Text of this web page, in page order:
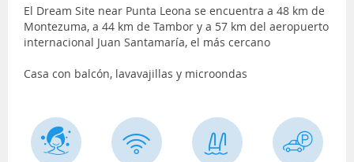
El Dream Site near Punta Leona se encuentra a 48 km de
Montezuma, a 44 km de Tambor y a 57 km del aeropuerto
internacional Juan Santamaría, el más cercano
Casa con balcón, lavavajillas y microondas